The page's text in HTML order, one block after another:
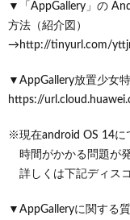
▼「AppGallery」の
方法（紹介図）
→http://tinyurl.com/
▼AppGallery放置少女
https://
※現在android OS 14に
時間がかかる問題が発
詳しくは下記ディス
▼AppGalleryに関する